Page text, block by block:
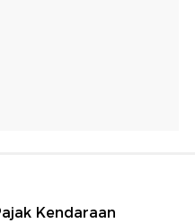
Kendaraan